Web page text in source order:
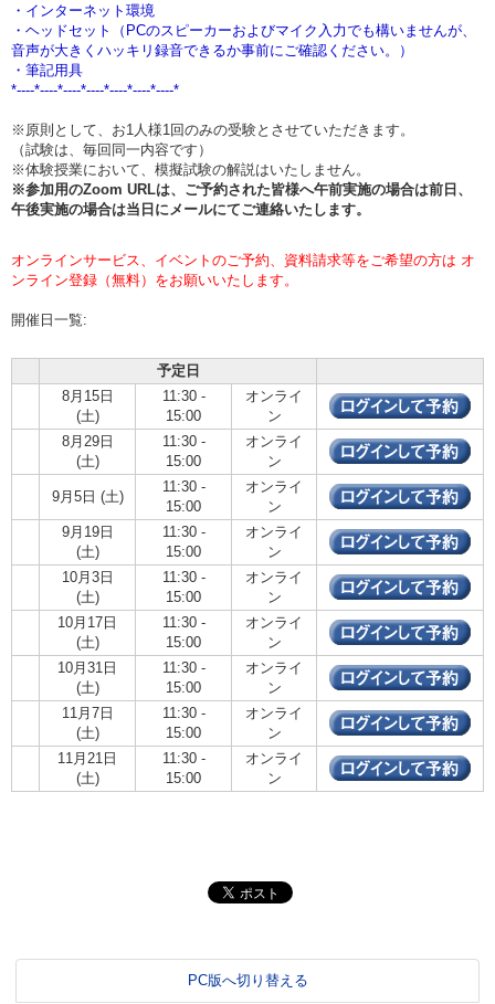
・インターネット環境
・ヘッドセット（PCのスピーカーおよびマイク入力でも構いませんが、
音声が大きくハッキリ録音できるか事前にご確認ください。）
・筆記用具
*----*----*----*----*----*----*----*
※原則として、お1人様1回のみの受験とさせていただきます。
（試験は、毎回同一内容です）
※体験授業において、模擬試験の解説はいたしません。
※参加用のZoom URLは、ご予約された皆様へ午前実施の場合は前日、
午後実施の場合は当日 にメールにてご連絡いたします。
オンラインサービス、イベントのご予約、資料請求等をご希望の方は オ
ンライン登録（無料）をお願いいたします。
開催日一覧:
予定日
8月15日
(土)
11:30 -
15:00
オンライ
ン
8月29日
(土)
11:30 -
15:00
オンライ
ン
9月5日 (土)
11:30 -
15:00
オンライ
ン
9月19日
(土)
11:30 -
15:00
オンライ
ン
10月3日
(土)
11:30 -
15:00
オンライ
ン
10月17日
(土)
11:30 -
15:00
オンライ
ン
10月31日
(土)
11:30 -
15:00
オンライ
ン
11月7日
(土)
11:30 -
15:00
オンライ
ン
11月21日
(土)
11:30 -
15:00
オンライ
ン
PC版へ切り替える